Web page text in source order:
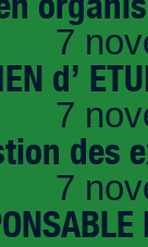
7
d’
7
des
7